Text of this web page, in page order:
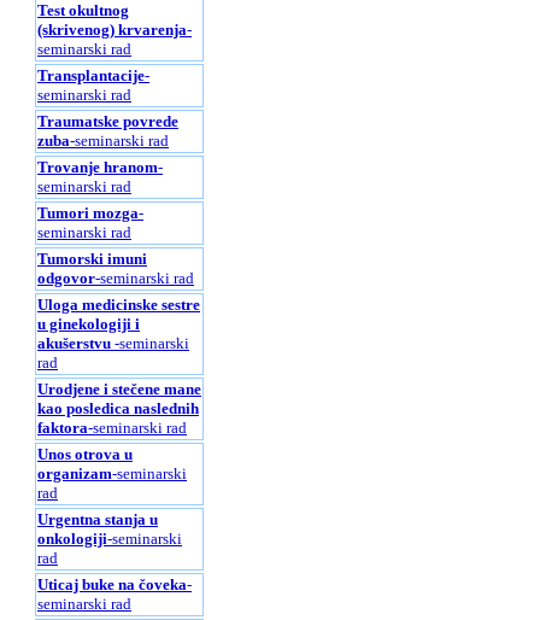
Test okultnog
(skrivenog) krvarenja-
seminarski rad
Transplantacije-
seminarski rad
Traumatske povrede
zuba-seminarski rad
Trovanje hranom-
seminarski rad
Tumori mozga-
seminarski rad
Tumorski imuni
odgovor-seminarski rad
Uloga medicinske sestre
u ginekologiji i
akušerstvu -seminarski
rad
Urodjene i stečene mane
kao posledica naslednih
faktora-seminarski rad
Unos otrova u
organizam-seminarski
rad
Urgentna stanja u
onkologiji-seminarski
rad
Uticaj buke na čoveka-
seminarski rad